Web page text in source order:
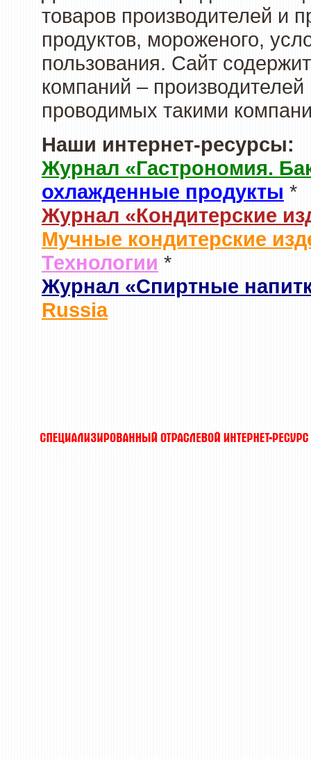
товаров производителей и
продуктов, мороженого,
пользования. Сайт
компаний –
проводимых такими
Наши интернет-ресурсы:
Журнал «Гастрономия.
охлажденные продукты *
Журнал «Кондитерские
Мучные кондитерские
Технологии *
Журнал «Спиртные
Russia